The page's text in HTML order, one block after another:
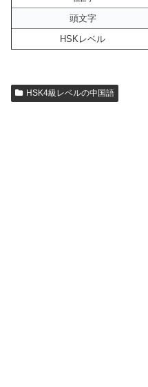
頭文字
HSKレベル
HSK4級レベルの中国語